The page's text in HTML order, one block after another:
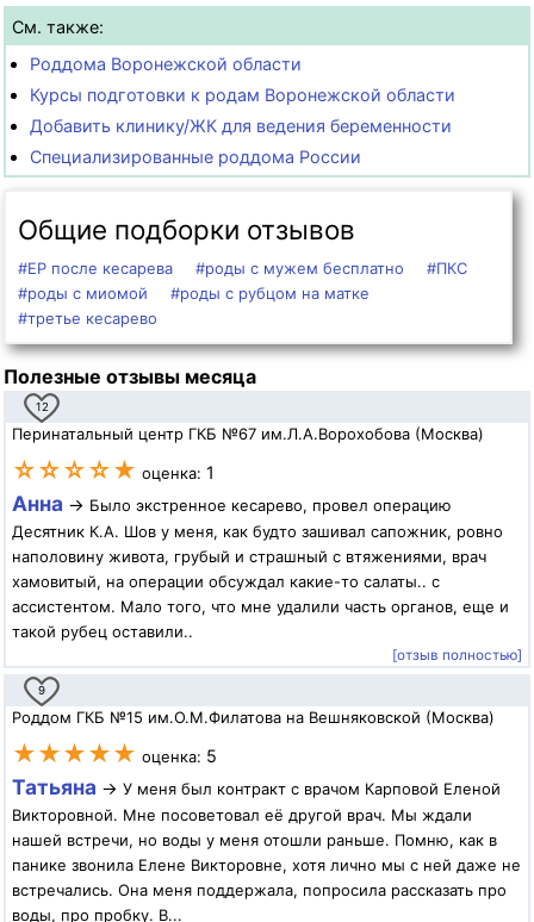
См. также:
Роддома Воронежской области
Курсы подготовки к родам Воронежской области
Добавить клинику/ЖК для ведения беременности
Специализированные роддома России
Общие подборки отзывов
#ЕР после кесарева #роды с мужем бесплатно
#ПКС
#роды с миомой
#роды с рубцом на матке
#третье кесарево
Полезные отзывы месяца
12
Перинатальный центр ГКБ №67 им.Л.А.Ворохобова (Москва)
☆☆☆☆★ оценка: 1
Анна → Было экстренное кесарево, провел операцию
Десятник К.А. Шов у меня, как будто зашивал сапожник, ровно
наполовину живота, грубый и страшный с втяжениями, врач
хамовитый, на операции обсуждал какие-то салаты.. с
ассистентом. Мало того, что мне удалили часть органов, еще и
такой рубец оставили..
[отзыв полностью]
9
Роддом ГКБ №15 им.О.М.Филатова на Вешняковской (Москва)
★★★★★ оценка: 5
Татьяна → У меня был контракт с врачом Карповой Еленой
Викторовной. Мне посоветовал её другой врач. Мы ждали
нашей встречи, но воды у меня отошли раньше. Помню, как в
панике звонила Елене Викторовне, хотя лично мы с ней даже не
встречались. Она меня поддержала, попросила рассказать про
воды, про пробку. В...